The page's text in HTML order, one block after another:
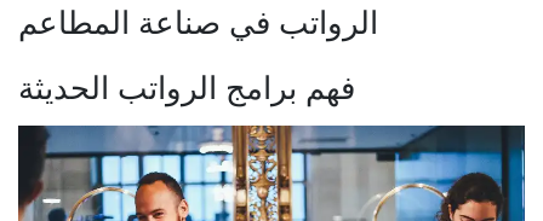
الرواتب في صناعة المطاعم
فهم برامج الرواتب الحديثة